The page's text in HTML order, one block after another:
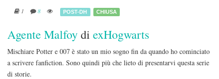
1 8 POST-DH CHIUSA
Agente Malfoydi exHogwarts
Mischiare Potter e 007 è stato un mio sogno fin da quando ho cominciato
a scrivere fanfiction. Sono quindi più che lieto di presentarvi questa serie
di storie.